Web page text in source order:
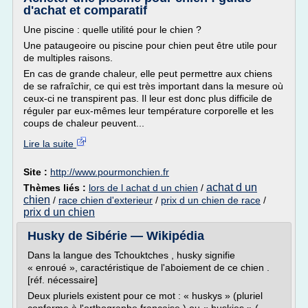
d'achat et comparatif
Une piscine : quelle utilité pour le chien ?
Une pataugeoire ou piscine pour chien peut être utile pour
de multiples raisons.
En cas de grande chaleur, elle peut permettre aux chiens
de se rafraîchir, ce qui est très important dans la mesure où
ceux-ci ne transpirent pas. Il leur est donc plus difficile de
réguler par eux-mêmes leur température corporelle et les
coups de chaleur peuvent...
Lire la suite
Site : http://www.pourmonchien.fr
Thèmes liés : lors de l achat d un chien / achat d un
chien / race chien d'exterieur / prix d un chien de race /
prix d un chien
Husky de Sibérie — Wikipédia
Dans la langue des Tchouktches , husky signifie
« enroué », caractéristique de l'aboiement de ce chien .
[réf. nécessaire]
Deux pluriels existent pour ce mot : « huskys » (pluriel